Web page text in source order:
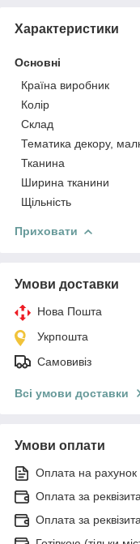
Характеристики
Основні
Країна виробник
Колір
Склад
Тематика декору,
Тканина
Ширина тканини
Щільність
Приховати
Умови доставки
Нова Пошта
Укрпошта
Самовивіз
Всі умови доставки
Умови оплати
Оплата на рахунок
Оплата за
Оплата за